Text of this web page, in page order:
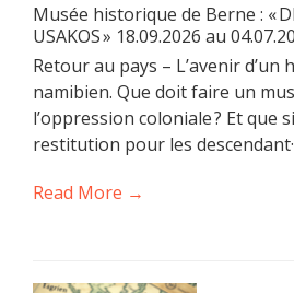
Musée historique de Berne : «
USAKOS » 18.09.2026 au
Retour au pays – L’avenir d’un
namibien. Que doit faire un
l’oppression coloniale ? Et que
restitution pour les
Read More →